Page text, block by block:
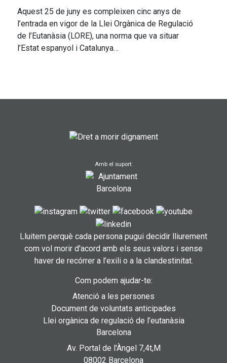
Aquest 25 de juny es compleixen cinc anys de
l’entrada en vigor de la Llei Orgànica de Regulació
de l’Eutanàsia (LORE), una norma que va situar
l’Estat espanyol i Catalunya…
Amb el suport:
Lluitem perquè cada persona pugui decidir lliurement
com vol morir d'acord amb els seus valors i sense
haver de recórrer a l’exili o a la clandestinitat.
Com podem ajudar-te:
Atenció a les persones
Document de voluntats anticipades
Llei orgànica de regulació de l’eutanàsia
Barcelona
Av. Portal de l'Àngel 7,4t,M
08002 Barcelona